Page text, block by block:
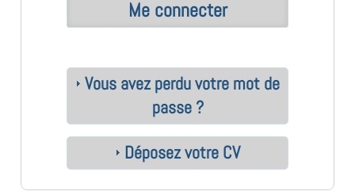
Vous avez perdu votre mot de
passe ?
Déposez votre CV